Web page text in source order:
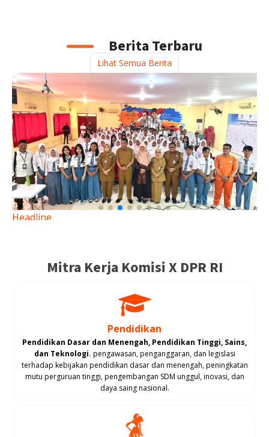
Berita Terbaru
Lihat Semua Berita
Headline
Muda Kejar Prestasi Berlandaskan Akhlak
Mitra Kerja Komisi X DPR RI
Pendidikan
Pendidikan Dasar dan Menengah, Pendidikan Tinggi, Sains,
dan Teknologi. pengawasan, penganggaran, dan legislasi
terhadap kebijakan pendidikan dasar dan menengah, peningkatan
mutu perguruan tinggi, pengembangan SDM unggul, inovasi, dan
daya saing nasional.